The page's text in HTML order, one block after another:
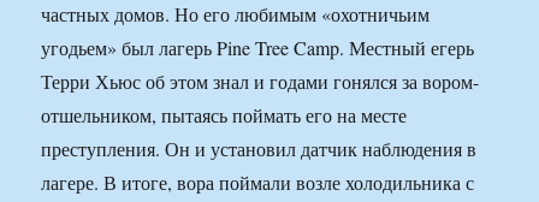
частных домов. Но его любимым «охотничьим
угодьем» был лагерь Pine Tree Camp. Местный егерь
Терри Хьюс об этом знал и годами гонялся за вором-
отшельником, пытаясь поймать его на месте
преступления. Он и установил датчик наблюдения в
лагере. В итоге, вора поймали возле холодильника с